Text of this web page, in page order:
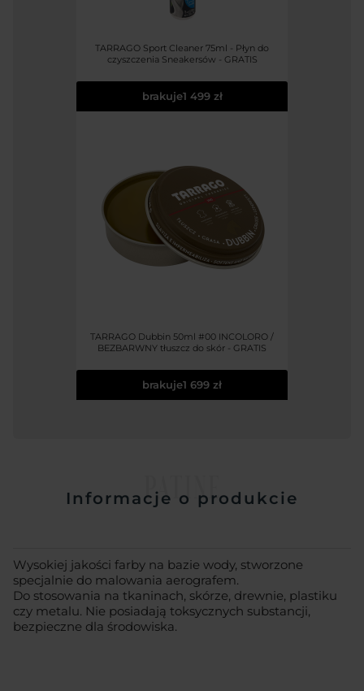
TARRAGO Sport Cleaner 75ml - Płyn do
czyszczenia Sneakersów - GRATIS
brakuje1 499 zł
TARRAGO Dubbin 50ml #00 INCOLORO /
BEZBARWNY tłuszcz do skór - GRATIS
brakuje1 699 zł
PATINE
Informacje o produkcie
Wysokiej jakości farby na bazie wody, stworzone
specjalnie do malowania aerografem.
Do stosowania na tkaninach, skórze, drewnie, plastiku
czy metalu. Nie posiadają toksycznych substancji,
bezpieczne dla środowiska.